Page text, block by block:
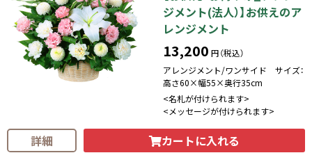
ジメント(法人）】お供えのア
レンジメント
13,200 円（税込）
アレンジメント/ワンサイド サイズ：
高さ60×幅55×奥行35cm
<名札が付けられます>
<メッセージが付けられます>
詳細 カートに入れる